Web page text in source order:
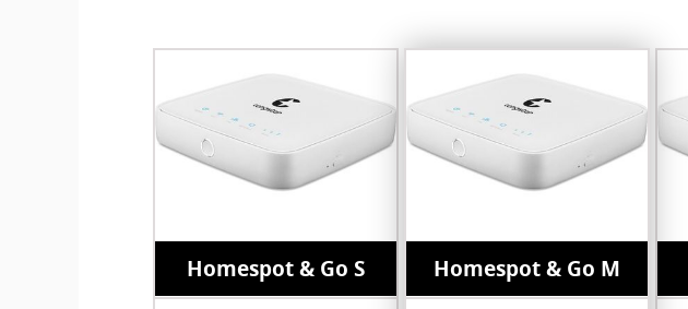
Homespot & Go S Homespot & Go M